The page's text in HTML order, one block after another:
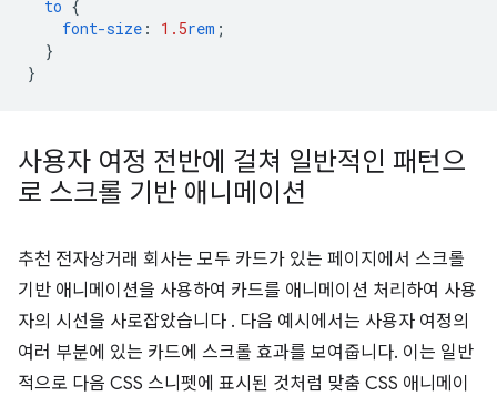
to {
font-size : 1.5rem ;
}
}
사용자 여정 전반에 걸쳐 일반적인 패턴으
로 스크롤 기반 애니메이션
추천 전자상거래 회사는 모두 카드가 있는 페이지에서 스크롤
기반 애니메이션을 사용하여 카드를 애니메이션 처리하여 사용
자의 시선을 사로잡았습니다 . 다음 예시에서는 사용자 여정의
여러 부분에 있는 카드에 스크롤 효과를 보여줍니다. 이는 일반
적으로 다음 CSS 스니펫에 표시된 것처럼 맞춤 CSS 애니메이